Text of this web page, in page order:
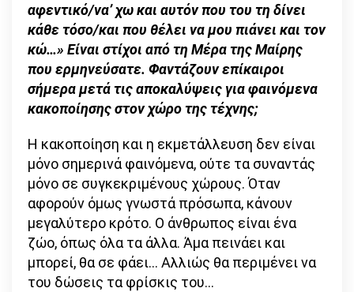
αφεντικό/να’ χω και αυτόν που του τη δίνει
κάθε τόσο/και που θέλει να μου πιάνει και τον
κώ…» Είναι στίχοι από τη Μέρα της Μαίρης
που ερμηνεύσατε. Φαντάζουν επίκαιροι
σήμερα μετά τις αποκαλύψεις για φαινόμενα
κακοποίησης στον χώρο της τέχνης;
Η κακοποίηση και η εκμετάλλευση δεν είναι
μόνο σημερινά φαινόμενα, ούτε τα συναντάς
μόνο σε συγκεκριμένους χώρους. Όταν
αφορούν όμως γνωστά πρόσωπα, κάνουν
μεγαλύτερο κρότο. Ο άνθρωπος είναι ένα
ζώο, όπως όλα τα άλλα. Άμα πεινάει και
μπορεί, θα σε φάει… Αλλιώς θα περιμένει να
του δώσεις τα φρίσκις του…